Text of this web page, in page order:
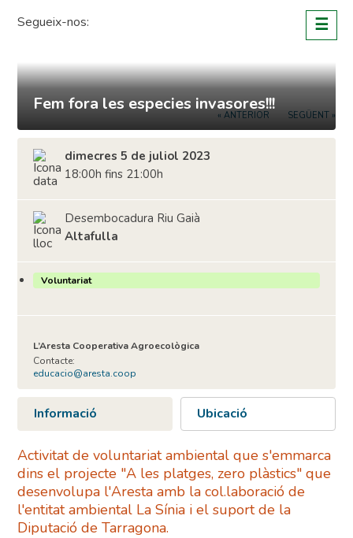
Segueix-nos: ☰
« ANTERIOR SEGÜENT »
Fem fora les especies invasores!!!
dimecres 5 de juliol 2023
18:00h fins 21:00h
Desembocadura Riu Gaià
Altafulla
Voluntariat
L’Aresta Cooperativa Agroecològica
Contacte:
educacio@aresta.coop
Informació Ubicació
Activitat de voluntariat ambiental que s'emmarca
dins el projecte "A les platges, zero plàstics" que
desenvolupa l'Aresta amb la col.laboració de
l'entitat ambiental La Sínia i el suport de la
Diputació de Tarragona.